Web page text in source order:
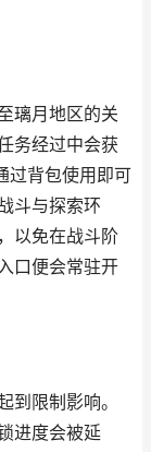
璃月地区的关
务经过中会获
过背包使用即可
斗与探索环
以免在战斗阶
口便会常驻开
到限制影响。
进度会被延